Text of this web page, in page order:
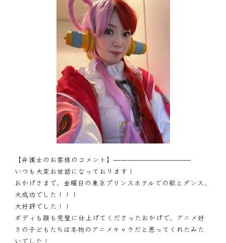
【弁護士のお客様のコメント】———————————
いつも大変お世話になっております！
おかげさまで、金曜日の東京プリンスホテルでの歌とダンス、
大成功でした！！！
大好評でした！！
ボディも顔も完璧に仕上げてくださったおかげで、アニメ好
きの子どもたちは本物のアニメキャラだと思ってくれたみた
いでした！